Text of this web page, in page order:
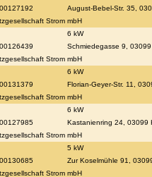
August-Bebel-Str. 35,
Strom mbH
6 kW
Schmiedegasse 9,
Strom mbH
6 kW
Florian-Geyer-Str. 11,
Strom mbH
6 kW
Kastanienring 24, 03099
Strom mbH
5 kW
Zur Koselmühle 91,
Strom mbH